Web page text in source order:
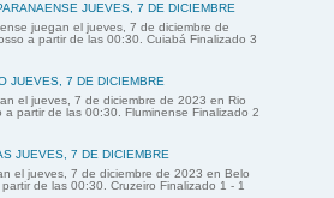
JUEVES, 7 DE DICIEMBRE
juegan el jueves, 7 de diciembre de
a partir de las 00:30. Cuiabá Finalizado 3
JUEVES, 7 DE DICIEMBRE
el jueves, 7 de diciembre de 2023 en Rio
a partir de las 00:30. Fluminense Finalizado 2
JUEVES, 7 DE DICIEMBRE
el jueves, 7 de diciembre de 2023 en Belo
de las 00:30. Cruzeiro Finalizado 1 - 1